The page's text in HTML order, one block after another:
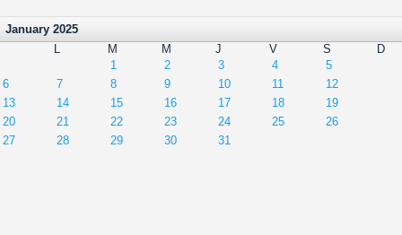
January 2025
L
M M J V S
D
1
2 3 4
5
6
7 8 9 10 11
12
13
14 15 16 17 18
19
20
21 22 23 24 25
26
27
28 29 30 31